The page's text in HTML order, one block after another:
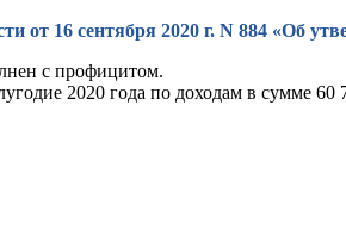
от 16 сентября 2020 г. N 884 «Об
с профицитом.
2020 года по доходам в сумме